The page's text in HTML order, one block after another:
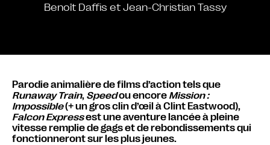
Benoît Daffis et Jean-Christian Tassy
Parodie animalière de films d’action tels que
Runaway Train, Speedou encore Mission :
Impossible(+ un gros clin d’œil à Clint Eastwood),
Falcon Expressest une aventure lancée à pleine
vitesse remplie de gags et de rebondissements qui
fonctionneront sur les plus jeunes.